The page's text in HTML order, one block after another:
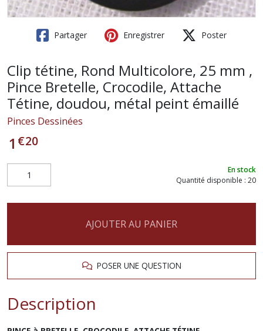
Partager Enregistrer Poster
Clip tétine, Rond Multicolore, 25 mm ,
Pince Bretelle, Crocodile, Attache
Tétine, doudou, métal peint émaillé
Pinces Dessinées
1 €20
En stock
Quantité disponible : 20
AJOUTER AU PANIER
POSER UNE QUESTION
Description